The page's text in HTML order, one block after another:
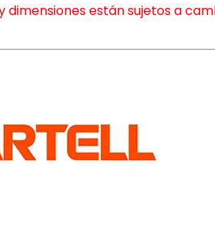
están sujetos a